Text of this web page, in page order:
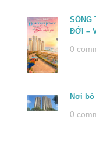
SỐNG
ĐỚI –
0
Nơi
0